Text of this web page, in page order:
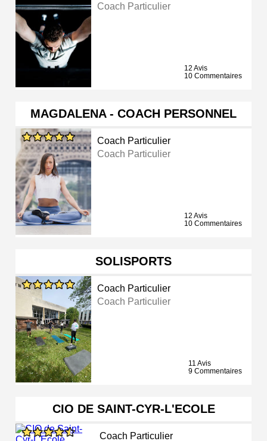
Coach Particulier
12 Avis
10 Commentaires
MAGDALENA - COACH PERSONNEL
Coach Particulier
Coach Particulier
12 Avis
10 Commentaires
SOLISPORTS
Coach Particulier
Coach Particulier
11 Avis
9 Commentaires
CIO DE SAINT-CYR-L'ECOLE
Coach Particulier